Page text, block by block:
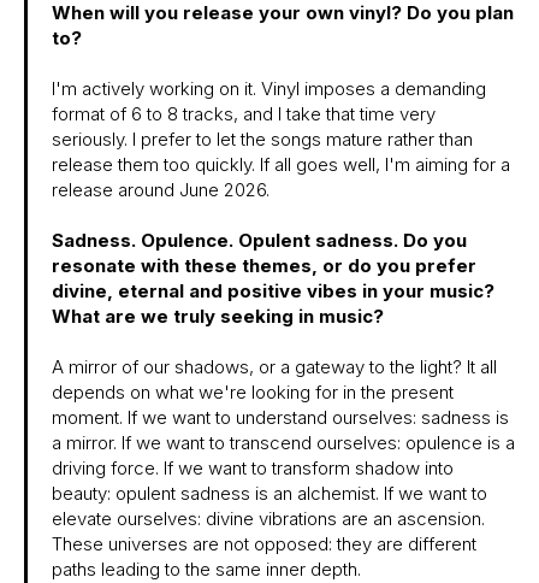
When will you release your own vinyl? Do you plan
to?
I'm actively working on it. Vinyl imposes a demanding
format of 6 to 8 tracks, and I take that time very
seriously. I prefer to let the songs mature rather than
release them too quickly. If all goes well, I'm aiming for a
release around June 2026.
Sadness. Opulence. Opulent sadness. Do you
resonate with these themes, or do you prefer
divine, eternal and positive vibes in your music?
What are we truly seeking in music?
A mirror of our shadows, or a gateway to the light? It all
depends on what we're looking for in the present
moment. If we want to understand ourselves: sadness is
a mirror. If we want to transcend ourselves: opulence is a
driving force. If we want to transform shadow into
beauty: opulent sadness is an alchemist. If we want to
elevate ourselves: divine vibrations are an ascension.
These universes are not opposed: they are different
paths leading to the same inner depth.